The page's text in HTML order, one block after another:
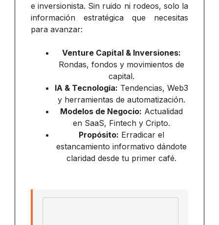
e inversionista. Sin ruido ni rodeos, solo la
información estratégica que necesitas
para avanzar:
Venture Capital & Inversiones:
Rondas, fondos y movimientos de
capital.
IA & Tecnología: Tendencias, Web3
y herramientas de automatización.
Modelos de Negocio: Actualidad
en SaaS, Fintech y Cripto.
Propósito: Erradicar el
estancamiento informativo dándote
claridad desde tu primer café.